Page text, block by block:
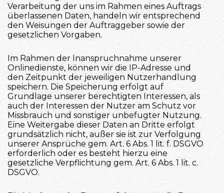
Verarbeitung der uns im Rahmen eines Auftrags
überlassenen Daten, handeln wir entsprechend
den Weisungen der Auftraggeber sowie der
gesetzlichen Vorgaben.
Im Rahmen der Inanspruchnahme unserer
Onlinedienste, können wir die IP-Adresse und
den Zeitpunkt der jeweiligen Nutzerhandlung
speichern. Die Speicherung erfolgt auf
Grundlage unserer berechtigten Interessen, als
auch der Interessen der Nutzer am Schutz vor
Missbrauch und sonstiger unbefugter Nutzung.
Eine Weitergabe dieser Daten an Dritte erfolgt
grundsätzlich nicht, außer sie ist zur Verfolgung
unserer Ansprüche gem. Art. 6 Abs. 1 lit. f. DSGVO
erforderlich oder es besteht hierzu eine
gesetzliche Verpflichtung gem. Art. 6 Abs. 1 lit. c.
DSGVO.